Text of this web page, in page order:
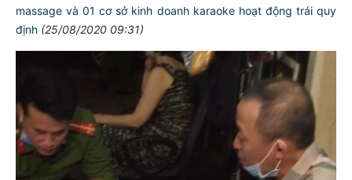
massage và 01 cơ sở kinh doanh karaoke hoạt động trái quy
định (25/08/2020 09:31)
TƯ CÁCH
NGƯỜI CÔNG AN CÁCH MỆNH LÀ: